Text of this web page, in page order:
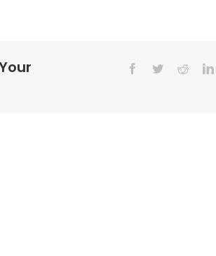
Facebook
TwitterReddit